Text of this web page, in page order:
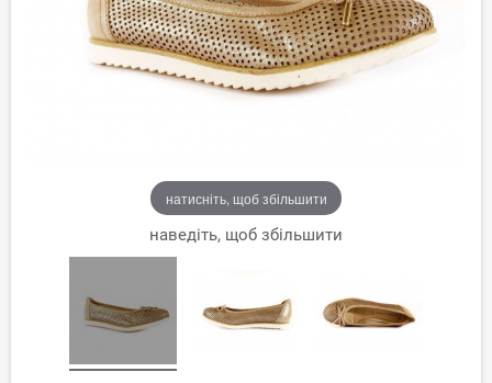
натисніть, щоб збільшити
наведіть, щоб збільшити